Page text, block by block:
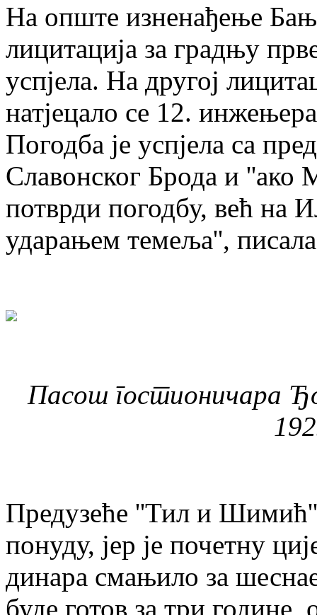
На опште изненађење
лицитација за градњу
успјела. На другој
натјецало се 12.
Погодба је успјела са
Славонског Брода и ''ако
потврди погодбу, већ на
ударањем темеља'',
Пасош гостионичара
Предузеће ''Тил и Шимић''
понуду, јер је почетну
динара смањило за
буде готов за три